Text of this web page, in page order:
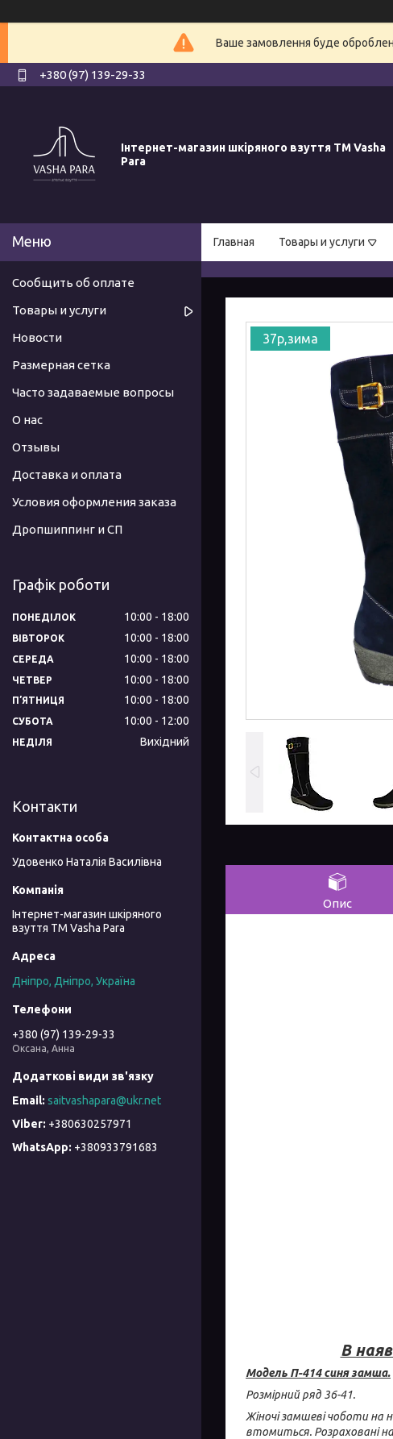
Ваше замовлення буде
+380 (97) 139-29-33
Інтернет-магазин шкіряного взуття ТМ Vasha
Para
Главная Товары и услуги
37р,зима
Опис
В
Модель П-414 синя замша.
Розмірний ряд 36-41.
Жіночі замшеві чоботи на
втомиться. Розраховані
Сообщить об оплате
Товары и услуги
Новости
Размерная сетка
Часто задаваемые вопросы
О нас
Отзывы
Доставка и оплата
Условия оформления заказа
Дропшиппинг и СП
Графік роботи
ПОНЕДІЛОК 10:00 18:00
ВІВТОРОК 10:00 18:00
СЕРЕДА 10:00 18:00
ЧЕТВЕР 10:00 18:00
ПʼЯТНИЦЯ 10:00 18:00
СУБОТА 10:00 12:00
НЕДІЛЯ Вихідний
Контакти
Удовенко Наталія Василівна
Інтернет-магазин шкіряного
взуття ТМ Vasha Para
Дніпро, Дніпро, Україна
+380 (97) 139-29-33
Оксана, Анна
saitvashapara@ukr.net
+380630257971
+380933791683